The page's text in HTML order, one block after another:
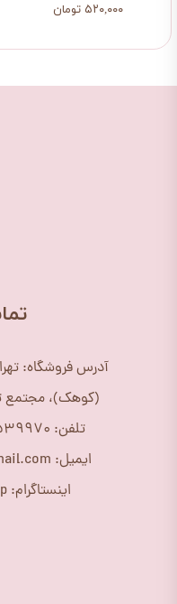
۵۲۰,۰۰۰ تومان
آدرس فروشگاه:
(کوهک)، مجتمع
تلفن: 09195539970 (10 الی 18 )
ایمیل: purehome1399@gmail.com
اینستاگرام: purehome_shop@